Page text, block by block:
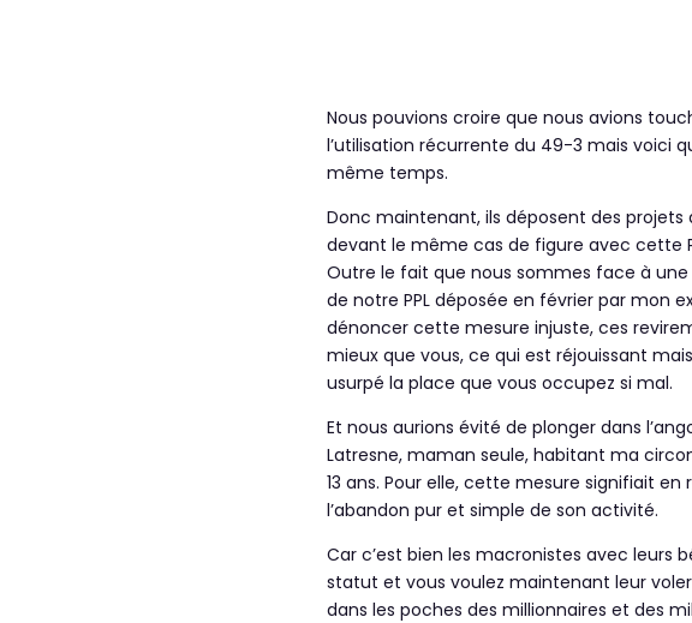
Nous pouvions croire que nous avions
l’utilisation récurrente du 49-3 mais voici
même temps.
Donc maintenant, ils déposent des
devant le même cas de figure avec cette
Outre le fait que nous sommes face à une
de notre PPL déposée en février par mon
dénoncer cette mesure injuste, ces
mieux que vous, ce qui est réjouissant
usurpé la place que vous occupez si mal.
Et nous aurions évité de plonger dans
Latresne, maman seule, habitant ma
13 ans. Pour elle, cette mesure signifiait
l’abandon pur et simple de son activité.
Car c’est bien les macronistes avec leurs
statut et vous voulez maintenant leur
dans les poches des millionnaires et des